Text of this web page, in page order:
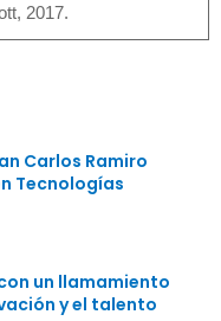
2017.
Carlos Ramiro
Tecnologías
un llamamiento
y el talento